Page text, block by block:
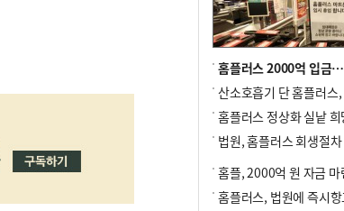
홈플러스 2000억 입금
홈플러스 정상화 실낱 희
법원, 홈플러스 회생절